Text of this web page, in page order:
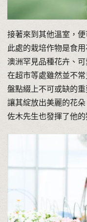
接著來到其他溫室，
此處的栽培作物是食
澳洲罕見品種花卉、
在超市等處雖然並不
盤點綴上不可或缺的
讓其綻放出美麗的花
佐木先生也發揮了他的